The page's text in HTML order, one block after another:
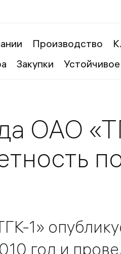
Производство
Закупки
ОАО
1»
год и